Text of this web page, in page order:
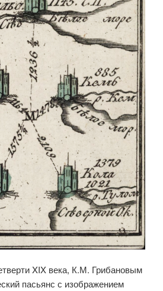
XIX века, К.М. Грибановым
пасьянс с изображением